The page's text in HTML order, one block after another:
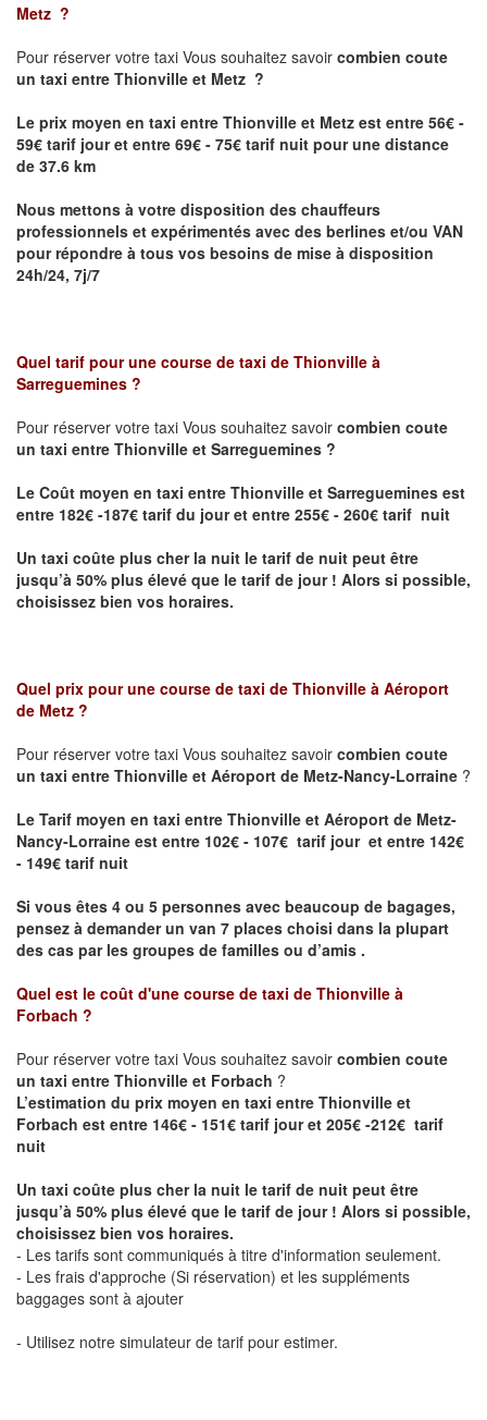
Metz ?
Pour réserver votre taxi Vous souhaitez savoir combien coute
un taxi entre Thionville et Metz ?
Le prix moyen en taxi entre Thionville et Metz est entre 56€ -
59€ tarif jour et entre 69€ - 75€ tarif nuit pour une distance
de 37.6 km
Nous mettons à votre disposition des chauffeurs
professionnels et expérimentés avec des berlines et/ou VAN
pour répondre à tous vos besoins de mise à disposition
24h/24, 7j/7
Quel tarif pour une course de taxi de Thionville à
Sarreguemines ?
Pour réserver votre taxi Vous souhaitez savoir combien coute
un taxi entre Thionville et Sarreguemines ?
Le Coût moyen en taxi entre Thionville et Sarreguemines est
entre 182€ -187€ tarif du jour et entre 255€ - 260€ tarif nuit
Un taxi coûte plus cher la nuit le tarif de nuit peut être
jusqu’à 50% plus élevé que le tarif de jour ! Alors si possible,
choisissez bien vos horaires.
Quel prix pour une course de taxi de Thionville à Aéroport
de Metz ?
Pour réserver votre taxi Vous souhaitez savoir combien coute
un taxi entre Thionville et Aéroport de Metz-Nancy-Lorraine ?
Le Tarif moyen en taxi entre Thionville et Aéroport de Metz-
Nancy-Lorraine est entre 102€ - 107€ tarif jour et entre 142€
- 149€ tarif nuit
Si vous êtes 4 ou 5 personnes avec beaucoup de bagages,
pensez à demander un van 7 places choisi dans la plupart
des cas par les groupes de familles ou d’amis .
Quel est le coût d'une course de taxi de Thionville à
Forbach ?
Pour réserver votre taxi Vous souhaitez savoir combien coute
un taxi entre Thionville et Forbach ?
L’estimation du prix moyen en taxi entre Thionville et
Forbach est entre 146€ - 151€ tarif jour et 205€ -212€ tarif
nuit
Un taxi coûte plus cher la nuit le tarif de nuit peut être
jusqu’à 50% plus élevé que le tarif de jour ! Alors si possible,
choisissez bien vos horaires.
- Les tarifs sont communiqués à titre d'information seulement.
- Les frais d'approche (Si réservation) et les suppléments
baggages sont à ajouter
- Utilisez notre simulateur de tarif pour estimer.